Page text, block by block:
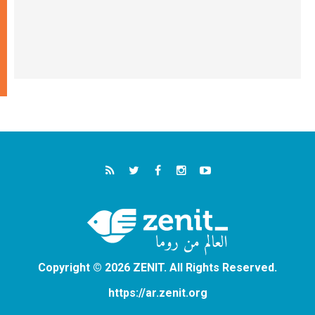
Copyright © 2026 ZENIT. All Rights Reserved.
https://ar.zenit.org